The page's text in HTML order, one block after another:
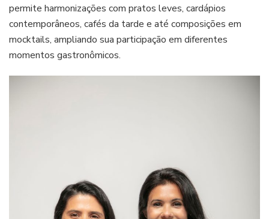
permite harmonizações com pratos leves, cardápios
contemporâneos, cafés da tarde e até composições em
mocktails, ampliando sua participação em diferentes
momentos gastronômicos.